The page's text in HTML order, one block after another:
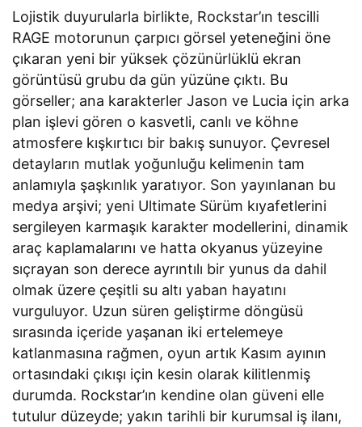
Lojistik duyurularla birlikte, Rockstar’ın tescilli
RAGE motorunun çarpıcı görsel yeteneğini öne
çıkaran yeni bir yüksek çözünürlüklü ekran
görüntüsü grubu da gün yüzüne çıktı. Bu
görseller; ana karakterler Jason ve Lucia için arka
plan işlevi gören o kasvetli, canlı ve köhne
atmosfere kışkırtıcı bir bakış sunuyor. Çevresel
detayların mutlak yoğunluğu kelimenin tam
anlamıyla şaşkınlık yaratıyor. Son yayınlanan bu
medya arşivi; yeni Ultimate Sürüm kıyafetlerini
sergileyen karmaşık karakter modellerini, dinamik
araç kaplamalarını ve hatta okyanus yüzeyine
sıçrayan son derece ayrıntılı bir yunus da dahil
olmak üzere çeşitli su altı yaban hayatını
vurguluyor. Uzun süren geliştirme döngüsü
sırasında içeride yaşanan iki ertelemeye
katlanmasına rağmen, oyun artık Kasım ayının
ortasındaki çıkışı için kesin olarak kilitlenmiş
durumda. Rockstar’ın kendine olan güveni elle
tutulur düzeyde; yakın tarihli bir kurumsal iş ilanı,